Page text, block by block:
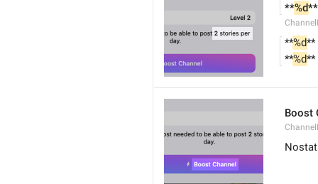
**%d
**%d**
**%d**
Boost